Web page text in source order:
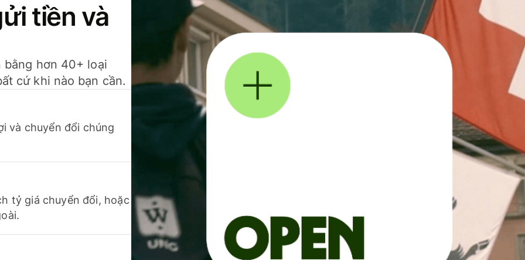
tiền và
hơn 40+ loại
cứ khi nào bạn cần.
và chuyển đổi chúng
tỷ giá chuyển đổi, hoặc